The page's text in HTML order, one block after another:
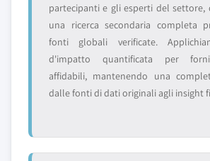
partecipanti e gli esperti del settore,
una ricerca secondaria completa
fonti globali verificate.
d'impatto quantificata per
affidabili, mantenendo una
dalle fonti di dati originali agli insight